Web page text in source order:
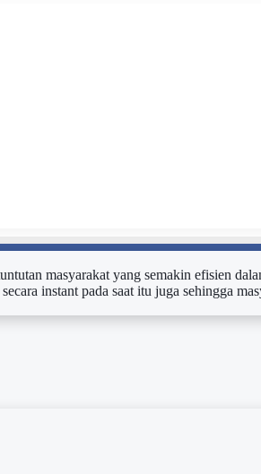
masyarakat yang semakin efisien
instant pada saat itu juga sehingga